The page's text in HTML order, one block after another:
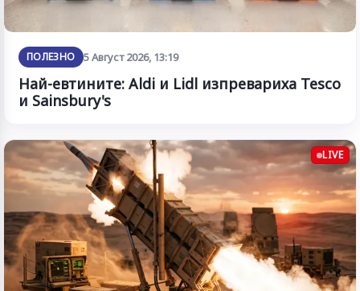
ПОЛЕЗНО 5 Август 2026, 13:19
Най-евтините: Aldi и Lidl изпревариха Tesco
и Sainsbury's
LIVE